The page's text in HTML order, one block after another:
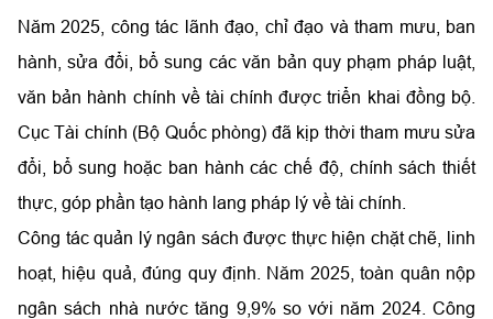
Năm 2025, công tác lãnh đạo, chỉ đạo và tham mưu, ban
hành, sửa đổi, bổ sung các văn bản quy phạm pháp luật,
văn bản hành chính về tài chính được triển khai đồng bộ.
Cục Tài chính (Bộ Quốc phòng) đã kịp thời tham mưu sửa
đổi, bổ sung hoặc ban hành các chế độ, chính sách thiết
thực, góp phần tạo hành lang pháp lý về tài chính.
Công tác quản lý ngân sách được thực hiện chặt chẽ, linh
hoạt, hiệu quả, đúng quy định. Năm 2025, toàn quân nộp
ngân sách nhà nước tăng 9,9% so với năm 2024. Công